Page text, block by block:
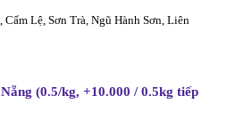
Lệ, Sơn Trà, Ngũ Hành Sơn, Liên
(0.5/kg, +10.000 / 0.5kg tiếp